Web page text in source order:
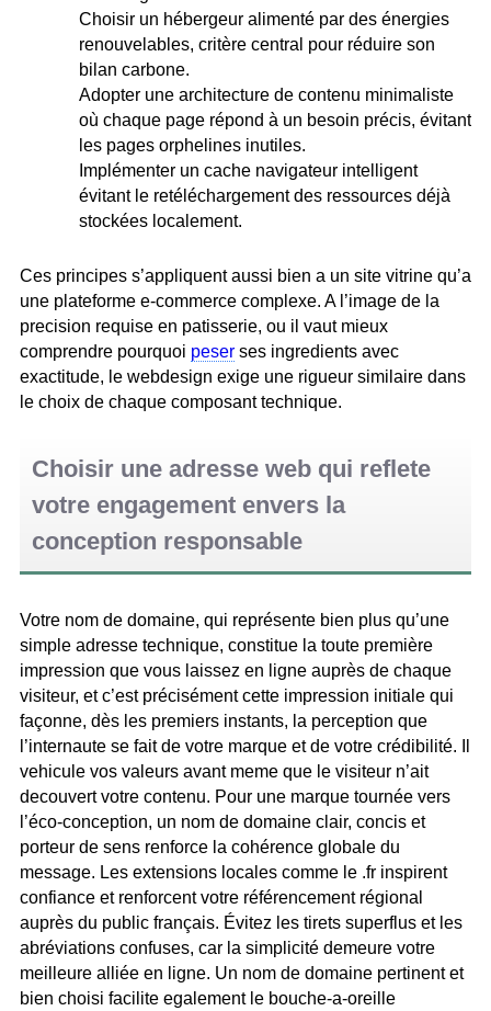
Choisir un hébergeur alimenté par des énergies
renouvelables, critère central pour réduire son
bilan carbone.
Adopter une architecture de contenu minimaliste
où chaque page répond à un besoin précis, évitant
les pages orphelines inutiles.
Implémenter un cache navigateur intelligent
évitant le retéléchargement des ressources déjà
stockées localement.
Ces principes s’appliquent aussi bien a un site vitrine qu’a
une plateforme e-commerce complexe. A l’image de la
precision requise en patisserie, ou il vaut mieux
comprendre pourquoi peser ses ingredients avec
exactitude, le webdesign exige une rigueur similaire dans
le choix de chaque composant technique.
Choisir une adresse web qui reflete
votre engagement envers la
conception responsable
Votre nom de domaine, qui représente bien plus qu’une
simple adresse technique, constitue la toute première
impression que vous laissez en ligne auprès de chaque
visiteur, et c’est précisément cette impression initiale qui
façonne, dès les premiers instants, la perception que
l’internaute se fait de votre marque et de votre crédibilité. Il
vehicule vos valeurs avant meme que le visiteur n’ait
decouvert votre contenu. Pour une marque tournée vers
l’éco-conception, un nom de domaine clair, concis et
porteur de sens renforce la cohérence globale du
message. Les extensions locales comme le .fr inspirent
confiance et renforcent votre référencement régional
auprès du public français. Évitez les tirets superflus et les
abréviations confuses, car la simplicité demeure votre
meilleure alliée en ligne. Un nom de domaine pertinent et
bien choisi facilite egalement le bouche-a-oreille